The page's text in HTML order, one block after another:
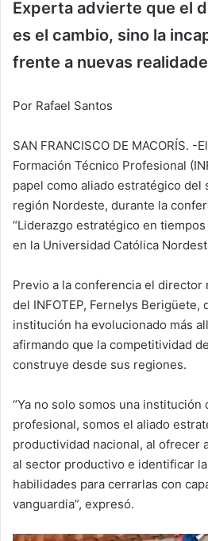
Experta advierte que el
es el cambio, sino la
frente a nuevas
Por Rafael Santos
SAN FRANCISCO DE MACORÍS. -
Formación Técnico Profesional
papel como aliado estratégico
región Nordeste, durante la
“Liderazgo estratégico en
en la Universidad Católica
Previo a la conferencia el director
del INFOTEP, Fernelys Berigüete,
institución ha evolucionado más
afirmando que la competitividad
construye desde sus regiones.
“Ya no solo somos una
profesional, somos el aliado
productividad nacional, al ofrecer
al sector productivo e identificar
habilidades para cerrarlas con
vanguardia”, expresó.